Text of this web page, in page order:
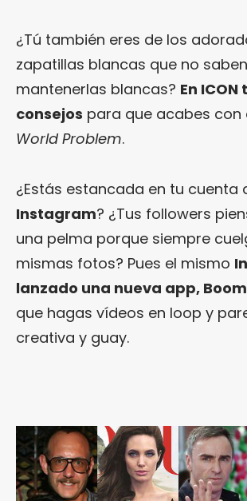
¿Tú también eres de los
zapatillas blancas que no
mantenerlas blancas? En
consejos para que acabes con
World Problem.
¿Estás estancada en tu cuenta
Instagram? ¿Tus followers
una pelma porque siempre
mismas fotos? Pues el mismo
lanzado una nueva app,
que hagas vídeos en loop y
creativa y guay.